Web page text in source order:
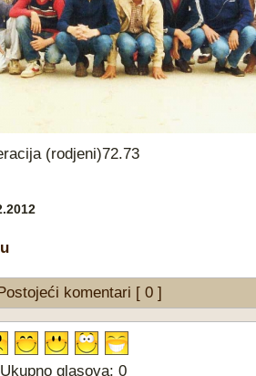
(rodjeni)72.73
Postojeći komentari [ 0 ]
glasova: 0